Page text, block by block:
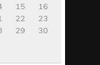
15
16
22
23
29
30